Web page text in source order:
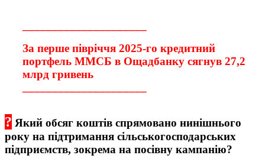
За перше півріччя 2025-го кредитний
портфель ММСБ в Ощадбанку сягнув 27,2
млрд гривень
? Який обсяг коштів спрямовано нинішнього
року на підтримання сільськогосподарських
підприємств, зокрема на посівну кампанію?